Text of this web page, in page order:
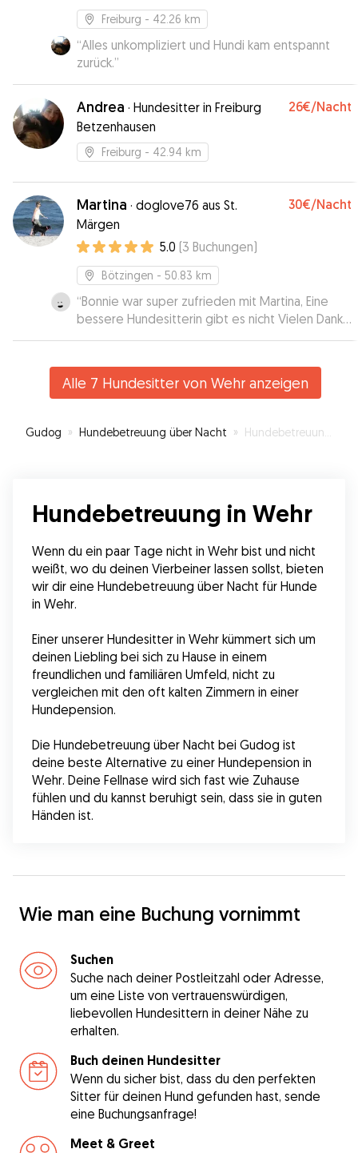
Freiburg - 42.26 km
“Alles unkompliziert und Hundi kam entspannt
zurück.”
Andrea · Hundesitter in Freiburg
Betzenhausen
26€/Nacht
Freiburg - 42.94 km
Martina · doglove76 aus St.
Märgen
30€/Nacht
5.0 (3 Buchungen)
Bötzingen - 50.83 km
“Bonnie war super zufrieden mit Martina, Eine
bessere Hundesitterin gibt es nicht Vielen Dank
Martina, gerne wieder!!!”
Alle 7 Hundesitter von Wehr anzeigen
Gudog » Hundebetreuung über Nacht » Hundebetreuung in Wehr
Hundebetreuung in Wehr
Wenn du ein paar Tage nicht in Wehr bist und nicht
weißt, wo du deinen Vierbeiner lassen sollst, bieten
wir dir eine Hundebetreuung über Nacht für Hunde
in Wehr.
Einer unserer Hundesitter in Wehr kümmert sich um
deinen Liebling bei sich zu Hause in einem
freundlichen und familiären Umfeld, nicht zu
vergleichen mit den oft kalten Zimmern in einer
Hundepension.
Die Hundebetreuung über Nacht bei Gudog ist
deine beste Alternative zu einer Hundepension in
Wehr. Deine Fellnase wird sich fast wie Zuhause
fühlen und du kannst beruhigt sein, dass sie in guten
Händen ist.
Wie man eine Buchung vornimmt
Suchen
Suche nach deiner Postleitzahl oder Adresse,
um eine Liste von vertrauenswürdigen,
liebevollen Hundesittern in deiner Nähe zu
erhalten.
Buch deinen Hundesitter
Wenn du sicher bist, dass du den perfekten
Sitter für deinen Hund gefunden hast, sende
eine Buchungsanfrage!
Meet & Greet